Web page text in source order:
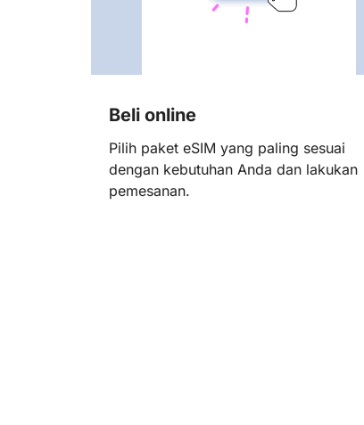
Beli online
Pilih paket eSIM yang paling sesuai
dengan kebutuhan Anda dan lakukan
pemesanan.